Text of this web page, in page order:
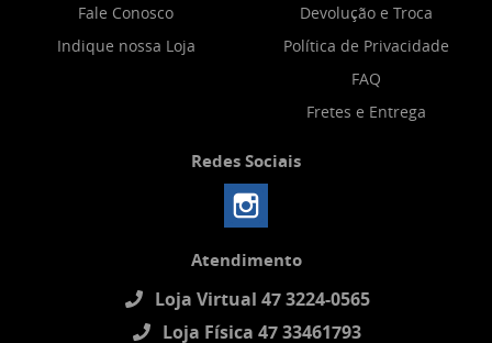
Fale Conosco
Indique nossa Loja
Devolução e Troca
Política de Privacidade
FAQ
Fretes e Entrega
Redes Sociais
Atendimento
Loja Virtual 47 3224-0565
Loja Física 47 33461793